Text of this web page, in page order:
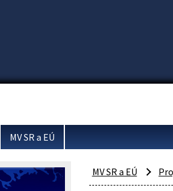
MV SR a EÚ
MV SR a EÚ